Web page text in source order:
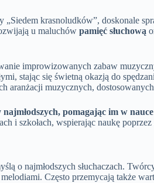
krasnoludków”, doskonale
u maluchów pamięć słuchową
improwizowanych zabaw
stając się świetną okazją do
muzycznych, dostosowanych
pomagając im w
i szkołach, wspierając naukę poprzez
o najmłodszych słuchaczach.
Często przemycają także